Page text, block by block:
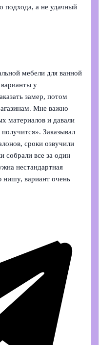
подхода, а не удачный
мебели для ванной
у
замер, потом
Мне важно
материалов и давали
Заказывал
сроки озвучили
собрали все за один
нестандартная
нишу, вариант очень